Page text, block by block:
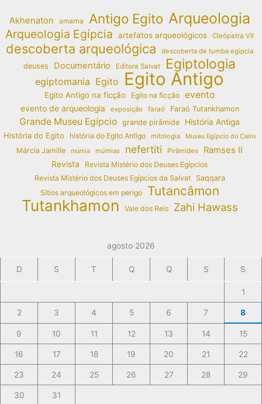
Akhenaton amarna Antigo Egito Arqueologia
Arqueologia Egípcia artefatos arqueológicos Cleópatra VII
descoberta arqueológica descoberta de tumba egípcia
deuses Documentário Editora Salvat Egiptologia
egiptomania Egito Egito Antigo
Egito Antigo na ficção Egito na ficção evento
evento de arqueologia exposição faraó Faraó Tutankhamon
Grande Museu Egípcio grande pirâmide
História Antiga
História do Egito
história do Egito Antigo mitologia Museu Egípcio do Cairo
Márcia Jamille múmia múmias nefertiti Pirâmides Ramses II
Revista
Revista Mistério dos Deuses Egípcios
Revista Mistério dos Deuses Egípcios da Salvat
Saqqara
Sítios arqueológicos em perigo
Tutancâmon
Tutankhamon Vale dos Reis Zahi Hawass
agosto 2026
D S T Q Q S S
1
2 3 4 5 6 7 8
9 10 11 12 13 14 15
16 17 18 19 20 21 22
23 24 25 26 27 28 29
30 31